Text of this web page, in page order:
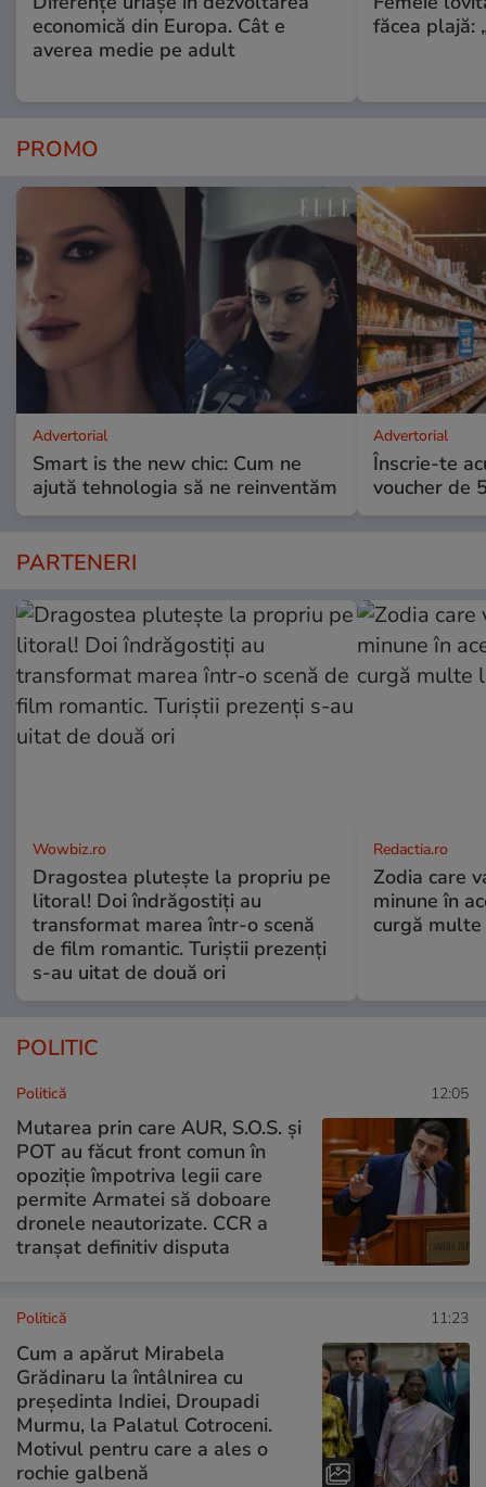
economică din Europa. Cât e
averea medie pe adult
făcea plajă:
PROMO
Advertorial
Smart is the new chic: Cum ne
ajută tehnologia să ne reinventăm
Advertorial
Înscrie-te
voucher de
PARTENERI
Wowbiz.ro
Dragostea plutește la propriu pe
litoral! Doi îndrăgostiți au
transformat marea într-o scenă
de film romantic. Turiștii prezenți
s-au uitat de două ori
Redactia.ro
Zodia care
minune în
curgă
POLITIC
Politică 12:05
Mutarea prin care AUR, S.O.S. și
POT au făcut front comun în
opoziție împotriva legii care
permite Armatei să doboare
dronele neautorizate. CCR a
tranșat definitiv disputa
Politică 11:23
Cum a apărut Mirabela
Grădinaru la întâlnirea cu
președinta Indiei, Droupadi
Murmu, la Palatul Cotroceni.
Motivul pentru care a ales o
rochie galbenă